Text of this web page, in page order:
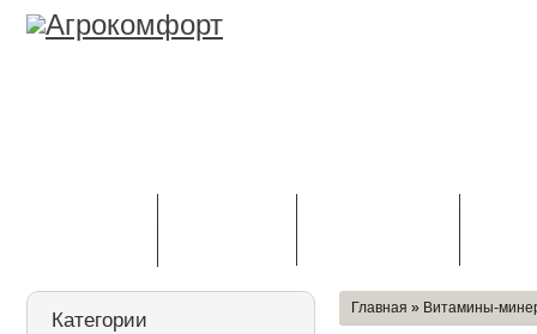
Категории
Главная » Витамины-